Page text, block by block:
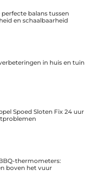
balans tussen
en schaalbaarheid
in huis en tuin
Spoed Sloten Fix 24 uur
thermometers:
boven het vuur